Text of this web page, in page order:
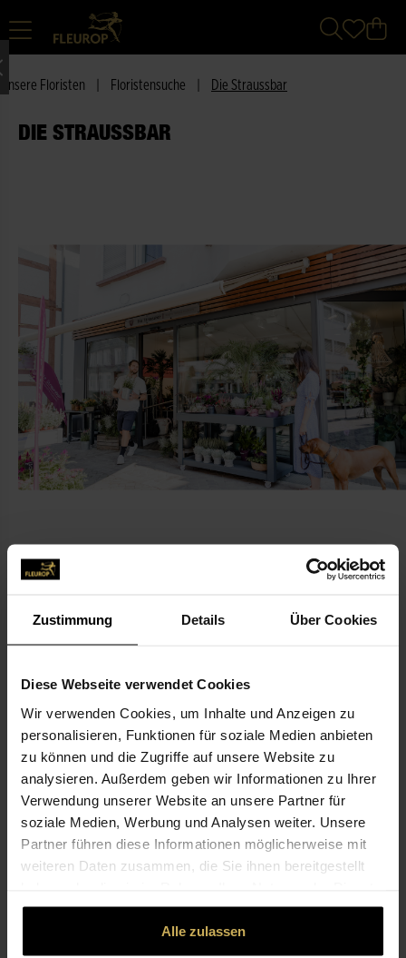
Zustimmung Details Über Cookies
Diese Webseite verwendet Cookies
Wir verwenden Cookies, um Inhalte und Anzeigen zu
personalisieren, Funktionen für soziale Medien anbieten
zu können und die Zugriffe auf unsere Website zu
analysieren. Außerdem geben wir Informationen zu Ihrer
Verwendung unserer Website an unsere Partner für
soziale Medien, Werbung und Analysen weiter. Unsere
Partner führen diese Informationen möglicherweise mit
weiteren Daten zusammen, die Sie ihnen bereitgestellt
gesammelt haben.
Alle zulassen
Unsere Floristen Floristensuche Die Straussbar
DIE STRAUSSBAR
Die Straussbar
Nicolaistr. 8
37671 Höxter
05271-69 50 85
rechnung@die-straussbar.de
ÖFFNUNGSZEITEN